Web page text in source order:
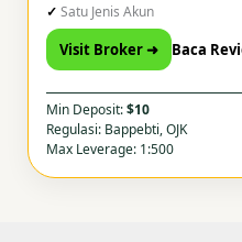
Satu Jenis Akun
Visit Broker ➜ Baca
Min Deposit:$10
Regulasi: Bappebti, OJK
Max Leverage: 1:500